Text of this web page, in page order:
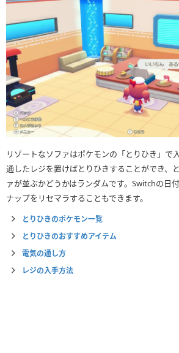
リゾートなソファはポケモンの「とりひき」で
通したレジを置けばとりひきすることができ、
ァが並ぶかどうかはランダムです。Switchの日
ナップをリセマラすることもできます。
とりひきのポケモン一覧
とりひきのおすすめアイテム
電気の通し方
レジの入手方法